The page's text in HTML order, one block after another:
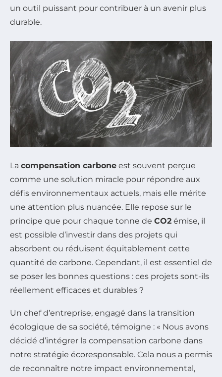
un outil puissant pour contribuer à un avenir plus
durable.
La compensation carbone est souvent perçue
comme une solution miracle pour répondre aux
défis environnementaux actuels, mais elle mérite
une attention plus nuancée. Elle repose sur le
principe que pour chaque tonne de CO2 émise, il
est possible d’investir dans des projets qui
absorbent ou réduisent équitablement cette
quantité de carbone. Cependant, il est essentiel de
se poser les bonnes questions : ces projets sont-ils
réellement efficaces et durables ?
Un chef d’entreprise, engagé dans la transition
écologique de sa société, témoigne : « Nous avons
décidé d’intégrer la compensation carbone dans
notre stratégie écoresponsable. Cela nous a permis
de reconnaître notre impact environnemental,